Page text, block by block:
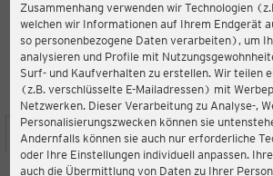
Zusammenhang verwenden wir Technologien
welchen wir Informationen auf Ihrem Endgerät
so personenbezogene Daten verarbeiten), um
analysieren und Profile mit
Surf- und Kaufverhalten zu erstellen. Wir teilen
(z.B. verschlüsselte E-Mailadressen) mit
Netzwerken. Dieser Verarbeitung zu Analyse-,
Personalisierungszwecken können sie
Andernfalls können sie auch nur erforderliche
oder Ihre Einstellungen individuell anpassen.
auch die Übermittlung von Daten zu Ihrer
ERNSTING'S FAMILY FILIALE
Schubertstr. 1
30161
4,4
STANDORT SERVICES SORTIMENT